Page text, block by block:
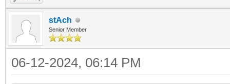
stAch
Senior Member
06-12-2024, 06:14 PM